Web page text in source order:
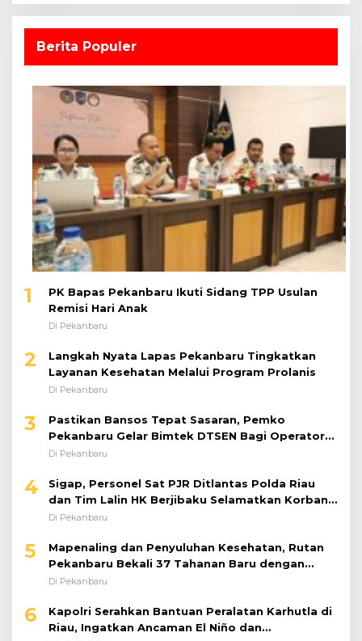
Berita Populer
1
PK Bapas Pekanbaru Ikuti Sidang TPP Usulan
Remisi Hari Anak
Di Pekanbaru
2
Langkah Nyata Lapas Pekanbaru Tingkatkan
Layanan Kesehatan Melalui Program Prolanis
Di Pekanbaru
3
Pastikan Bansos Tepat Sasaran, Pemko
Pekanbaru Gelar Bimtek DTSEN Bagi Operator
Puskessos
Di Pekanbaru
4
Sigap, Personel Sat PJR Ditlantas Polda Riau
dan Tim Lalin HK Berjibaku Selamatkan Korban
Kecelakaan di Tol Pekanbaru–Dumai
Di Pekanbaru
5
Mapenaling dan Penyuluhan Kesehatan, Rutan
Pekanbaru Bekali 37 Tahanan Baru dengan
Edukasi TBC, HIV, dan Bahaya Narkoba
Di Pekanbaru
6
Kapolri Serahkan Bantuan Peralatan Karhutla di
Riau, Ingatkan Ancaman El Niño dan